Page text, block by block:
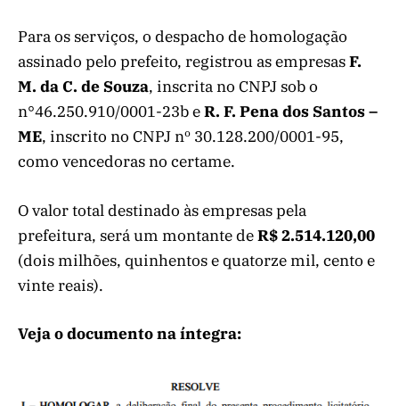
Para os serviços, o despacho de homologação
assinado pelo prefeito, registrou as empresasF.
M. da C. de Souza, inscrita no CNPJ sob o
n°46.250.910/0001-23b eR. F. Pena dos Santos –
ME, inscrito no CNPJ nº 30.128.200/0001-95,
como vencedoras no certame.
O valor total destinado às empresas pela
prefeitura, será um montante deR$ 2.514.120,00
(dois milhões, quinhentos e quatorze mil, cento e
vinte reais).
Veja o documento na íntegra: